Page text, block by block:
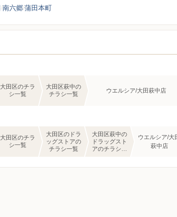
南六郷蒲田本町
大田区のチラ
シ一覧
大田区萩中の
チラシ一覧
ウエルシア/大田萩中店
大田区のチラ
シ一覧
大田区のドラ
ッグストアの
チラシ一覧
大田区萩中の
ドラッグスト
アのチラシ一
ウエルシア/大
萩中店